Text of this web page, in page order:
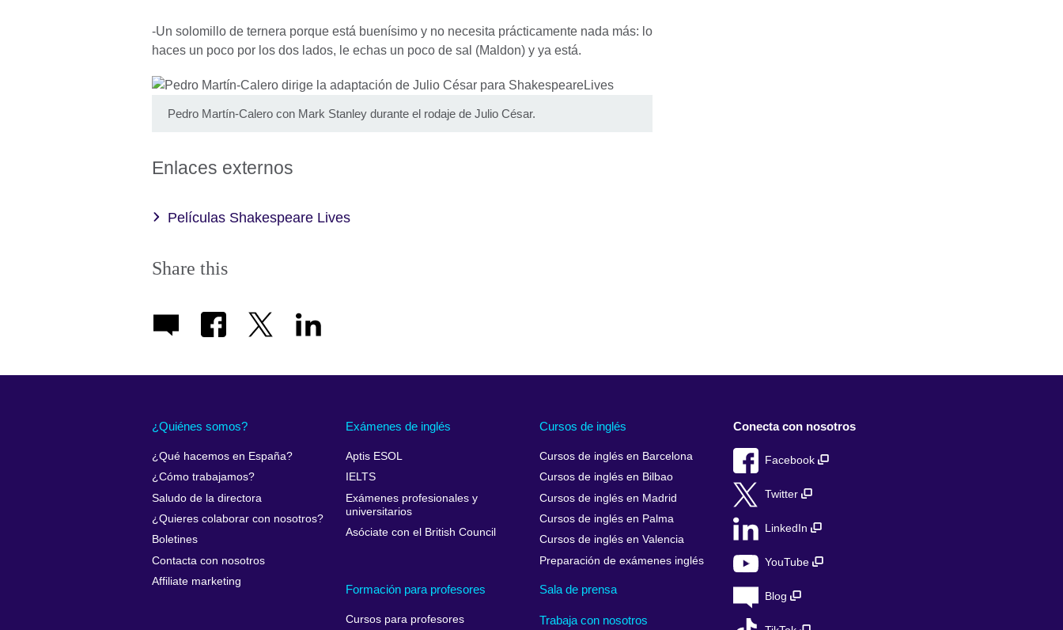
-Un solomillo de ternera porque está buenísimo y no necesita prácticamente nada más: lo
haces un poco por los dos lados, le echas un poco de sal (Maldon) y ya está.
Pedro Martín-Calero con Mark Stanley durante el rodaje de Julio César.
Enlaces externos
Películas Shakespeare Lives
Share this
¿Quiénes somos?
¿Qué hacemos en España?
¿Cómo trabajamos?
Saludo de la directora
¿Quieres colaborar con nosotros?
Boletines
Contacta con nosotros
Affiliate marketing
Exámenes de inglés
Aptis ESOL
IELTS
Exámenes profesionales y
universitarios
Asóciate con el British Council
Cursos de inglés
Cursos de inglés en Barcelona
Cursos de inglés en Bilbao
Cursos de inglés en Madrid
Cursos de inglés en Palma
Cursos de inglés en Valencia
Preparación de exámenes inglés
Formación para profesores
Cursos para profesores
Sala de prensa
Trabaja con nosotros
Conecta con nosotros
Facebook
Twitter
LinkedIn
YouTube
Blog